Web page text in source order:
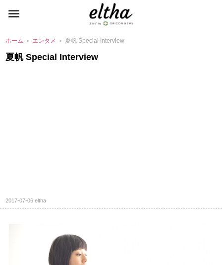
ホーム ＞ エンタメ ＞ 夏帆 Special Interview
夏帆 Special Interview
2017-07-06eltha